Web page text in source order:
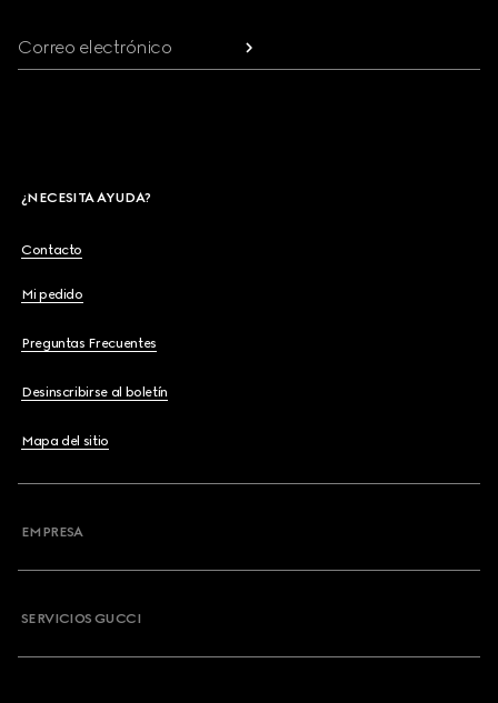
Correo electrónico
¿NECESITA AYUDA?
Contacto
Mi pedido
Preguntas Frecuentes
Desinscribirse al boletín
Mapa del sitio
EMPRESA
SERVICIOS GUCCI